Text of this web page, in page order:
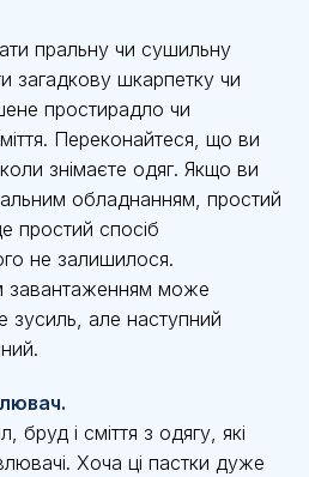
пральну чи сушильну
шкарпетку чи
простирадло чи
Переконайтеся, що ви
знімаєте одяг. Якщо ви
обладнанням, простий
простий спосіб
не залишилося.
завантаженням може
зусиль, але наступний
і сміття з одягу, які
Хоча ці пастки дуже